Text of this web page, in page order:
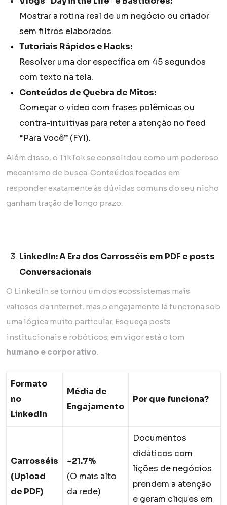
Mostrar a rotina real de um negócio ou criador
sem filtros elaborados.
Tutoriais Rápidos e Hacks:
Resolver uma dor específica em 45 segundos
com texto na tela.
Conteúdos de Quebra de Mitos:
Começar o vídeo com frases polêmicas ou
contra-intuitivas para reter a atenção no feed
“Para Você” (FYI).
Além disso, o TikTok se consolidou como um poderoso
mecanismo de busca. Conteúdos focados em
responder exatamente às dúvidas comuns do seu nicho
ganham tração de longo prazo.
LinkedIn: A Era dos Carrosséis em PDF e posts
Conversacionais
O LinkedIn se tornou um dos ecossistemas mais
valiosos da internet, mas o engajamento lá funciona sob
uma lógica muito particular. Esqueça posts
institucionais e robóticos; em vigor está o tom
humano e corporativo.
Formato
no
LinkedIn
Média de
Engajamento
Por que funciona?
Carrosséis
(Upload
de PDF)
~21.7%
(O mais alto
da rede)
Documentos
didáticos com
lições de negócios
prendem a atenção
e geram cliques em